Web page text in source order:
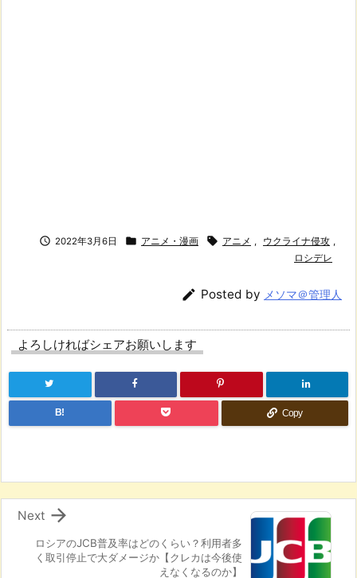
 2022年3月6日  アニメ・漫画  アニメ , ウクライナ侵攻 ,
ロシデレ
 Posted by メソマ＠管理人
よろしければシェアお願いします
B! Copy
ロシアのJCB普及率はどのくらい？利用者多
く取引停止で大ダメージか【クレカは今後使
えなくなるのか】

Next